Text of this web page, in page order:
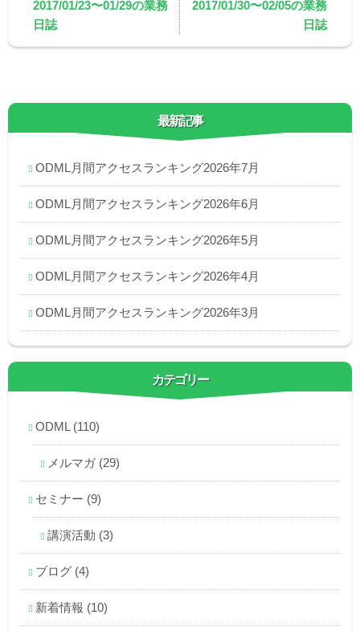
2017/01/23〜01/29の業務
日誌
2017/01/30〜02/05の業務
日誌
最新記事
ODML月間アクセスランキング2026年7月
ODML月間アクセスランキング2026年6月
ODML月間アクセスランキング2026年5月
ODML月間アクセスランキング2026年4月
ODML月間アクセスランキング2026年3月
カテゴリー
ODML (110)
メルマガ (29)
セミナー (9)
講演活動 (3)
ブログ (4)
新着情報 (10)